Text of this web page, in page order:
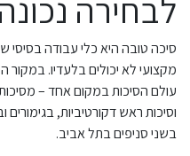
לבחירה נכונה
סיכה טובה היא כלי עבודה בסיסי
עולם הסיכות במקום אחד –
וסיכות ראש דקורטיביות, בגימורים
בשני סניפים בתל אביב.